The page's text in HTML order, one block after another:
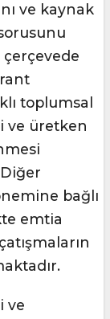
ve kaynak
çerçevede
toplumsal
ve üretken
bağlı
emtia
ve